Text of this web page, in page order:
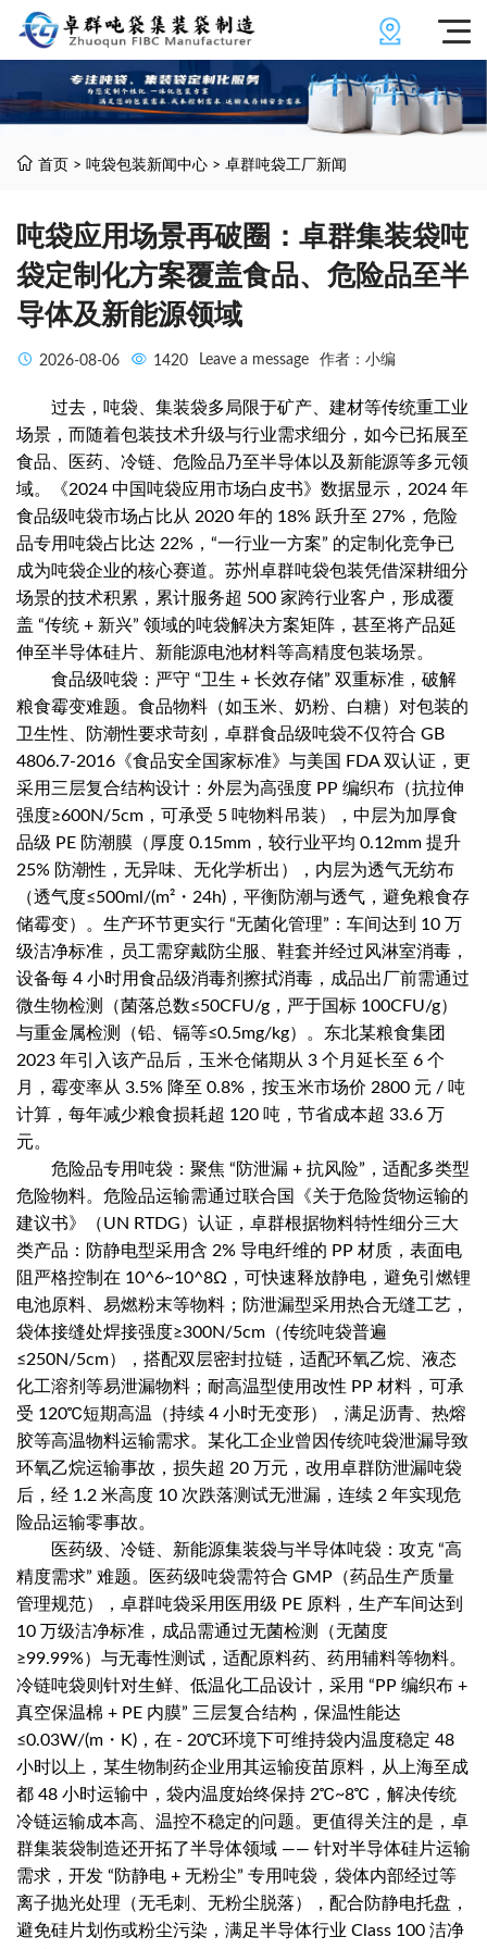
首页 > 吨袋包装新闻中心 > 卓群吨袋工厂新闻
吨袋应用场景再破圈：卓群集装袋吨
袋定制化方案覆盖食品、危险品至半
导体及新能源领域
2026-08-06 1420 Leave a message 作者：小编
过去，吨袋、集装袋多局限于矿产、建材等传统重工业
场景，而随着包装技术升级与行业需求细分，如今已拓展至
食品、医药、冷链、危险品乃至半导体以及新能源等多元领
域。《2024 中国吨袋应用市场白皮书》数据显示，2024 年
食品级吨袋市场占比从 2020 年的 18% 跃升至 27%，危险
品专用吨袋占比达 22%，“一行业一方案” 的定制化竞争已
成为吨袋企业的核心赛道。苏州卓群吨袋包装凭借深耕细分
场景的技术积累，累计服务超 500 家跨行业客户，形成覆
盖 “传统 + 新兴” 领域的吨袋解决方案矩阵，甚至将产品延
伸至半导体硅片、新能源电池材料等高精度包装场景。
食品级吨袋：严守 “卫生 + 长效存储” 双重标准，破解
粮食霉变难题。食品物料（如玉米、奶粉、白糖）对包装的
卫生性、防潮性要求苛刻，卓群食品级吨袋不仅符合 GB
4806.7-2016《食品安全国家标准》与美国 FDA 双认证，更
采用三层复合结构设计：外层为高强度 PP 编织布（抗拉伸
强度≥600N/5cm，可承受 5 吨物料吊装），中层为加厚食
品级 PE 防潮膜（厚度 0.15mm，较行业平均 0.12mm 提升
25% 防潮性，无异味、无化学析出），内层为透气无纺布
（透气度≤500ml/(m²・24h)，平衡防潮与透气，避免粮食存
储霉变）。生产环节更实行 “无菌化管理”：车间达到 10 万
级洁净标准，员工需穿戴防尘服、鞋套并经过风淋室消毒，
设备每 4 小时用食品级消毒剂擦拭消毒，成品出厂前需通过
微生物检测（菌落总数≤50CFU/g，严于国标 100CFU/g）
与重金属检测（铅、镉等≤0.5mg/kg）。东北某粮食集团
2023 年引入该产品后，玉米仓储期从 3 个月延长至 6 个
月，霉变率从 3.5% 降至 0.8%，按玉米市场价 2800 元 / 吨
计算，每年减少粮食损耗超 120 吨，节省成本超 33.6 万
元。
危险品专用吨袋：聚焦 “防泄漏 + 抗风险”，适配多类型
危险物料。危险品运输需通过联合国《关于危险货物运输的
建议书》（UN RTDG）认证，卓群根据物料特性细分三大
类产品：防静电型采用含 2% 导电纤维的 PP 材质，表面电
阻严格控制在 10^6~10^8Ω，可快速释放静电，避免引燃锂
电池原料、易燃粉末等物料；防泄漏型采用热合无缝工艺，
袋体接缝处焊接强度≥300N/5cm（传统吨袋普遍
≤250N/5cm），搭配双层密封拉链，适配环氧乙烷、液态
化工溶剂等易泄漏物料；耐高温型使用改性 PP 材料，可承
受 120℃短期高温（持续 4 小时无变形），满足沥青、热熔
胶等高温物料运输需求。某化工企业曾因传统吨袋泄漏导致
环氧乙烷运输事故，损失超 20 万元，改用卓群防泄漏吨袋
后，经 1.2 米高度 10 次跌落测试无泄漏，连续 2 年实现危
险品运输零事故。
医药级、冷链、新能源集装袋与半导体吨袋：攻克 “高
精度需求” 难题。医药级吨袋需符合 GMP（药品生产质量
管理规范），卓群吨袋采用医用级 PE 原料，生产车间达到
10 万级洁净标准，成品需通过无菌检测（无菌度
≥99.99%）与无毒性测试，适配原料药、药用辅料等物料。
冷链吨袋则针对生鲜、低温化工品设计，采用 “PP 编织布 +
真空保温棉 + PE 内膜” 三层复合结构，保温性能达
≤0.03W/(m・K)，在 - 20℃环境下可维持袋内温度稳定 48
小时以上，某生物制药企业用其运输疫苗原料，从上海至成
都 48 小时运输中，袋内温度始终保持 2℃~8℃，解决传统
冷链运输成本高、温控不稳定的问题。更值得关注的是，卓
群集装袋制造还开拓了半导体领域 —— 针对半导体硅片运输
需求，开发 “防静电 + 无粉尘” 专用吨袋，袋体内部经过等
离子抛光处理（无毛刺、无粉尘脱落），配合防静电托盘，
避免硅片划伤或粉尘污染，满足半导体行业 Class 100 洁净